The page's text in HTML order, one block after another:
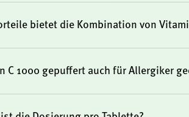
Vitamin C: Besonders gut
zu herkömmlicher Ascorbinsäure ist das
sauer und daher besonders
Magen. Die Kombination mit
bietet die Kombination von
C 1000 gepuffert auch für Allergiker